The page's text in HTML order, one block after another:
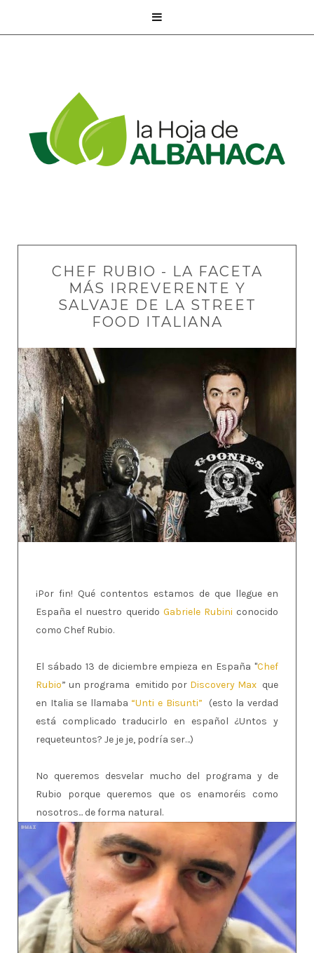

CHEF RUBIO - LA FACETA
MÁS IRREVERENTE Y
SALVAJE DE LA STREET
FOOD ITALIANA
¡Por fin! Qué contentos estamos de que llegue en
España el nuestro querido Gabriele Rubini conocido
como Chef Rubio.
El sábado 13 de diciembre empieza en España "Chef
Rubio” un programa emitido por Discovery Max que
en Italia se llamaba “Unti e Bisunti” (esto la verdad
está complicado traducirlo en español ¿Untos y
requeteuntos? Je je je, podría ser…)
No queremos desvelar mucho del programa y de
Rubio porque queremos que os enamoréis como
nosotros... de forma natural.